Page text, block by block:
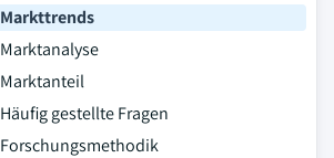
Markttrends
Marktanalyse
Marktanteil
Häufig gestellte Fragen
Forschungsmethodik